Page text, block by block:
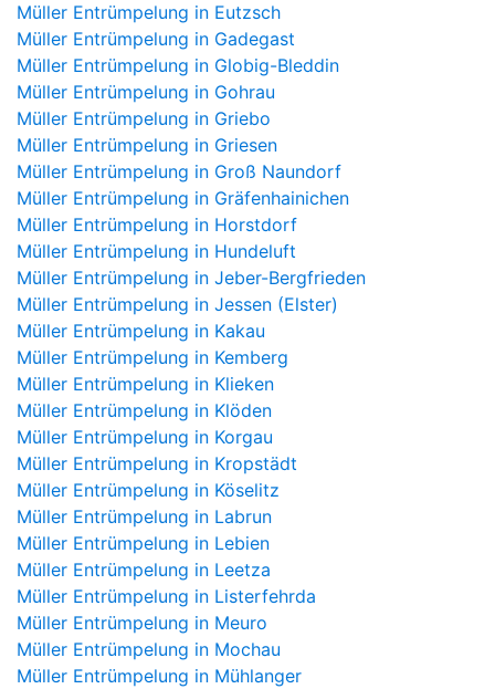
Müller Entrümpelung in Eutzsch
Müller Entrümpelung in Gadegast
Müller Entrümpelung in Globig-Bleddin
Müller Entrümpelung in Gohrau
Müller Entrümpelung in Griebo
Müller Entrümpelung in Griesen
Müller Entrümpelung in Groß Naundorf
Müller Entrümpelung in Gräfenhainichen
Müller Entrümpelung in Horstdorf
Müller Entrümpelung in Hundeluft
Müller Entrümpelung in Jeber-Bergfrieden
Müller Entrümpelung in Jessen (Elster)
Müller Entrümpelung in Kakau
Müller Entrümpelung in Kemberg
Müller Entrümpelung in Klieken
Müller Entrümpelung in Klöden
Müller Entrümpelung in Korgau
Müller Entrümpelung in Kropstädt
Müller Entrümpelung in Köselitz
Müller Entrümpelung in Labrun
Müller Entrümpelung in Lebien
Müller Entrümpelung in Leetza
Müller Entrümpelung in Listerfehrda
Müller Entrümpelung in Meuro
Müller Entrümpelung in Mochau
Müller Entrümpelung in Mühlanger